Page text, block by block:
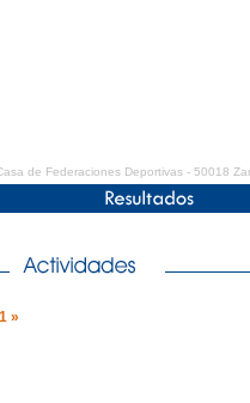
de Federaciones Deportivas - 50018
1 »